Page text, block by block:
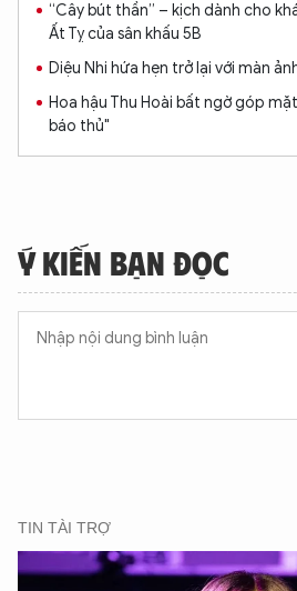
“Cây bút thần” – kịch dành cho
Ất Tỵ của sân khấu 5B
Diệu Nhi hứa hẹn trở lại với màn
Hoa hậu Thu Hoài bất ngờ góp
báo thủ"
Ý KIẾN BẠN ĐỌC